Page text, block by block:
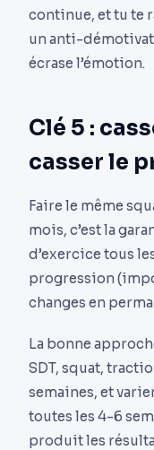
continue, et tu te
un anti-
écrase l’émotion.
Clé 5 :
casser le
Faire le même
mois, c’est la
d’exercice tous
progression
changes en
La bonne
SDT, squat,
semaines, et
toutes les 4-6
produit les